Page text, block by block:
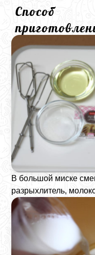
Способ
В большой миске
разрыхлитель,